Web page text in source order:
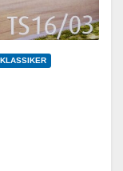
KLASSIKER